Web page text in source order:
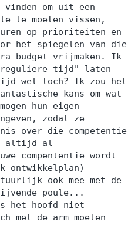
om uit een
te moeten vissen,
op prioriteiten en
het spiegelen van die
budget vrijmaken. Ik
reguliere tijd" laten
wel toch? Ik zou het
kans om wat
hun eigen
zodat ze
over die competentie
altijd al
compententie wordt
ontwikkelplan)
ook mee met de
poule...
het hoofd niet
met de arm moeten